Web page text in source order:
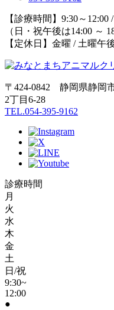
【診療時間】9:30～12:00
（日・祝午後は14:00 ～
【定休日】金曜 / 土曜午
〒424-0842 静岡県静岡
2丁目6-28
TEL.054-395-9162
診療時間
月
火
水
木
金
土
日/祝
9:30~
12:00
●